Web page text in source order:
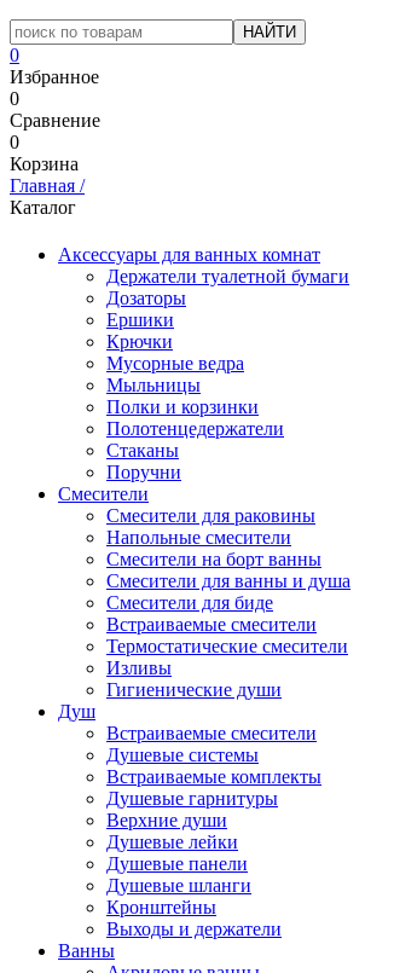
0
Избранное
0
Сравнение
0
Корзина
Главная /
Каталог
Аксессуары для ванных комнат
Держатели туалетной бумаги
Дозаторы
Ершики
Крючки
Мусорные ведра
Мыльницы
Полки и корзинки
Полотенцедержатели
Стаканы
Поручни
Смесители
Смесители для раковины
Напольные смесители
Смесители на борт ванны
Смесители для ванны и душа
Смесители для биде
Встраиваемые смесители
Термостатические смесители
Изливы
Гигиенические души
Душ
Встраиваемые смесители
Душевые системы
Встраиваемые комплекты
Душевые гарнитуры
Верхние души
Душевые лейки
Душевые панели
Душевые шланги
Кронштейны
Выходы и держатели
Ванны